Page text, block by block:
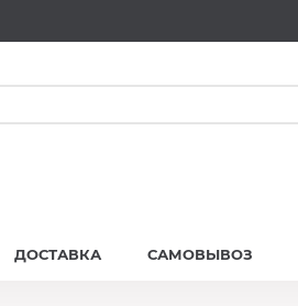
ДОСТАВКА САМОВЫВОЗ